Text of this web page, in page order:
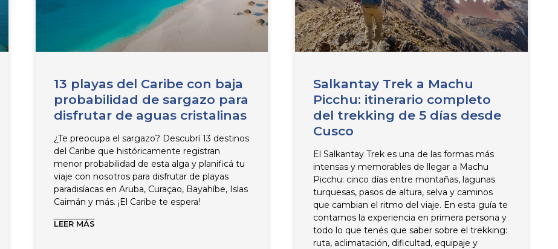
13 playas del Caribe con baja
probabilidad de sargazo para
disfrutar de aguas cristalinas
¿Te preocupa el sargazo? Descubrí 13 destinos
del Caribe que históricamente registran
menor probabilidad de esta alga y planificá tu
viaje con nosotros para disfrutar de playas
paradisíacas en Aruba, Curaçao, Bayahíbe, Islas
Caimán y más. ¡El Caribe te espera!
LEER MÁS
Salkantay Trek a Machu
Picchu: itinerario completo
del trekking de 5 días desde
Cusco
El Salkantay Trek es una de las formas más
intensas y memorables de llegar a Machu
Picchu: cinco días entre montañas, lagunas
turquesas, pasos de altura, selva y caminos
que cambian el ritmo del viaje. En esta guía te
contamos la experiencia en primera persona y
todo lo que tenés que saber sobre el trekking:
ruta, aclimatación, dificultad, equipaje y
e e e e